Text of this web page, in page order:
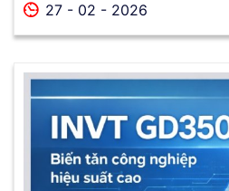
27 - 02 - 2026